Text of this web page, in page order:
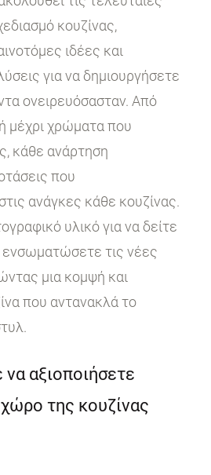
κουζίνας,
ιδέες και
για να δημιουργήσετε
ονειρευόσασταν. Από
μέχρι χρώματα που
κάθε ανάρτηση
που
ανάγκες κάθε κουζίνας.
υλικό για να δείτε
τις νέες
μια κομψή και
που αντανακλά το
αξιοποιήσετε
της κουζίνας